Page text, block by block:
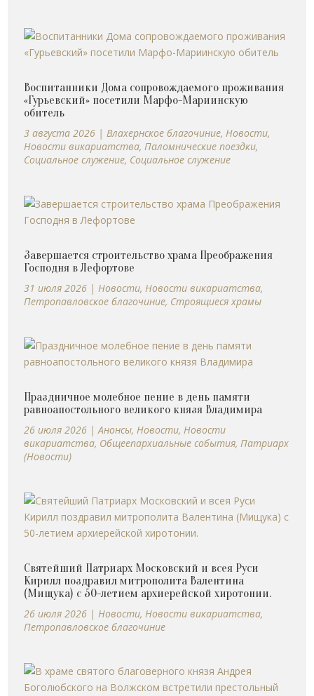
Воспитанники Дома сопровождаемого проживания
«Гурьевский» посетили Марфо-Мариинскую
обитель
3 августа 2026 |Влахернское благочиние,Новости,
Новости викариатства,Паломнические поездки,
Социальное служение, Социальное служение
Завершается строительство храма Преображения
Господня в Лефортове
31 июля 2026 |Новости,Новости викариатства,
Петропавловское благочиние, Строящиеся храмы
Праздничное молебное пение в день памяти
равноапостольного великого князя Владимира
26 июля 2026 |Анонсы,Новости,Новости
викариатства, Общеепархиальные события,Патриарх
(Новости)
Святейший Патриарх Московский и всея Руси
Кирилл поздравил митрополита Валентина
(Мищука) с 50-летием архиерейской хиротонии.
26 июля 2026 |Новости,Новости викариатства,
Петропавловское благочиние